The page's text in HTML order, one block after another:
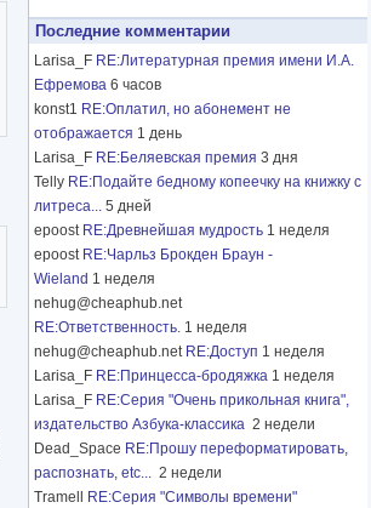
Последние комментарии
Larisa_F RE:Литературная премия имени И.А.
Ефремова 6 часов
konst1 RE:Оплатил, но абонемент не
отображается 1 день
Larisa_F RE:Беляевская премия 3 дня
Telly RE:Подайте бедному копеечку на книжку с
литреса... 5 дней
epoost RE:Древнейшая мудрость 1 неделя
epoost RE:Чарльз Брокден Браун -
Wieland 1 неделя
nehug@cheaphub.net
RE:Ответственность. 1 неделя
nehug@cheaphub.net RE:Доступ 1 неделя
Larisa_F RE:Принцесса-бродяжка 1 неделя
Larisa_F RE:Серия "Очень прикольная книга",
издательство Азбука-классика 2 недели
Dead_Space RE:Прошу переформатировать,
распознать, etc... 2 недели
Tramell
RE:Серия "Символы времени"